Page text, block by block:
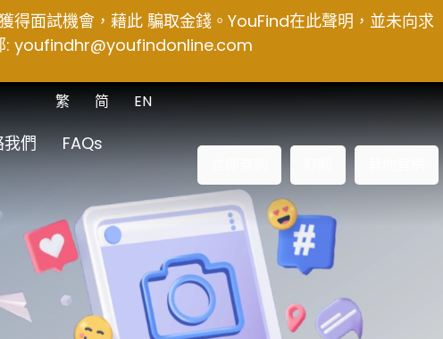
面試機會，藉此 騙取金錢。YouFind在此聲明，並未向求
: youfindhr@youfindonline.com
EN
简
繁
們
FAQs